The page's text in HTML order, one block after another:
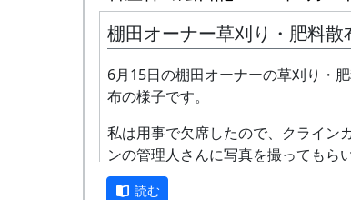
毎年、6月には棚田オーナー行事とし
田圃の畦や石垣の草刈と肥料散布を
いる。
地味な行事なので、例年、参加者が比
少ないのだが、今年は多くの人で賑
た。
棚田オーナー草刈り・肥料散
6月15日の棚田オーナーの草刈り・
布の様子です。
私は用事で欠席したので、クライン
ンの管理人さんに写真を撮ってもら
た。
読む